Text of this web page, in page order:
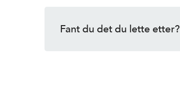
Fant du det du lette etter?